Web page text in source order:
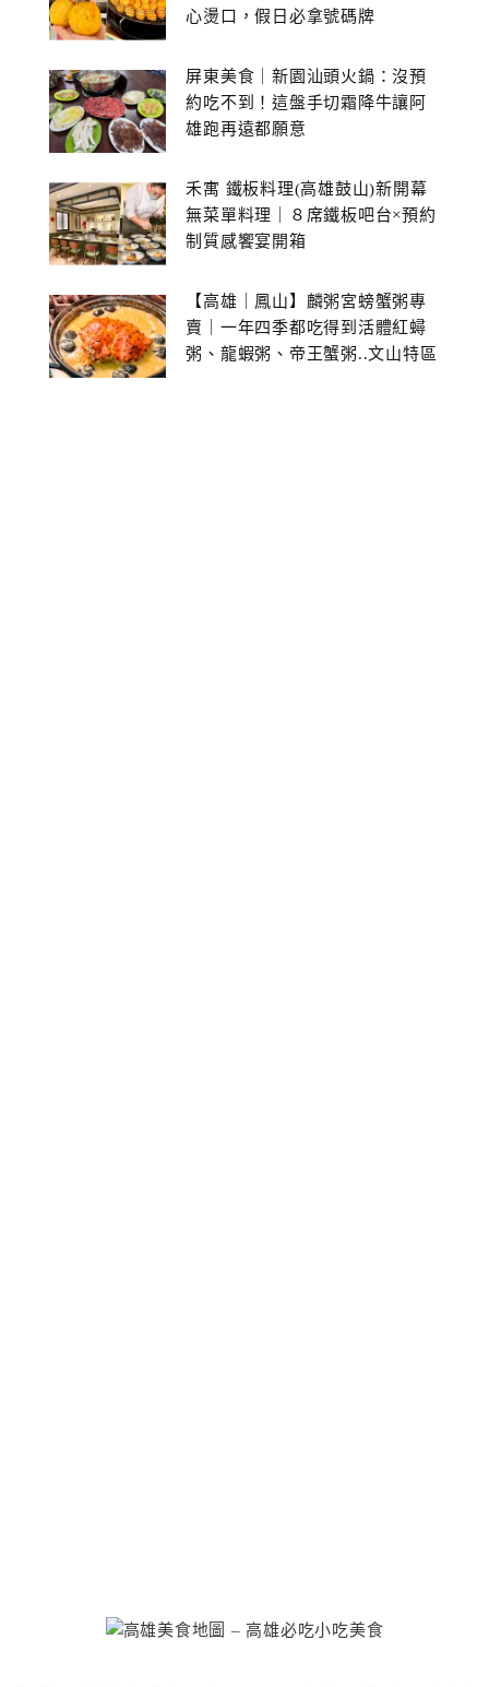
心燙口，假日必拿號碼牌
屏東美食｜新園汕頭火鍋：沒預
約吃不到！這盤手切霜降牛讓阿
雄跑再遠都願意
禾寓 鐵板料理(高雄鼓山)新開幕
無菜單料理｜８席鐵板吧台×預約
制質感饗宴開箱
【高雄｜鳳山】麟粥宮螃蟹粥專
賣｜一年四季都吃得到活體紅蟳
粥、龍蝦粥、帝王蟹粥..文山特區